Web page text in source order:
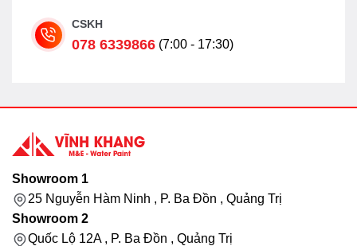
CSKH
078 6339866 (7:00 - 17:30)
Showroom 1
25 Nguyễn Hàm Ninh , P. Ba Đồn , Quảng Trị
Showroom 2
Quốc Lộ 12A , P. Ba Đồn , Quảng Trị